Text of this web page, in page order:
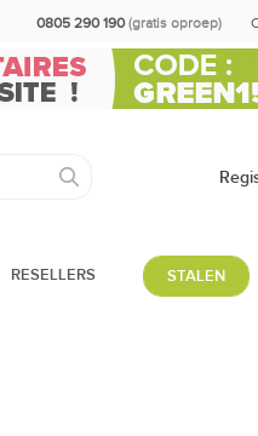
0805 290 190(gratis oproep)
RESELLERS STALEN